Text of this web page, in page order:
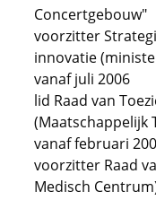
Concertgebouw"
voorzitter
innovatie
vanaf juli 2006
lid Raad van
(Maatschappelijk
vanaf februari
voorzitter Raad
Medisch